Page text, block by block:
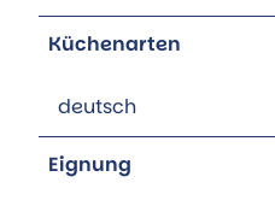
Küchenarten
deutsch
Eignung